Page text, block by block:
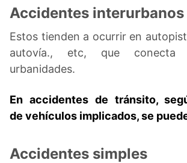
Accidentes interurbanos
Estos tienden a ocurrir en
autovía., etc, que conecta
urbanidades.
En accidentes de tránsito,
de vehículos implicados, se
Accidentes simples